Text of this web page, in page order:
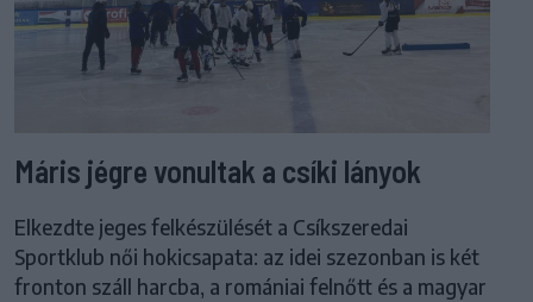
Máris jégre vonultak a csíki lányok
Elkezdte jeges felkészülését a Csíkszeredai
Sportklub női hokicsapata: az idei szezonban is két
fronton száll harcba, a romániai felnőtt és a magyar